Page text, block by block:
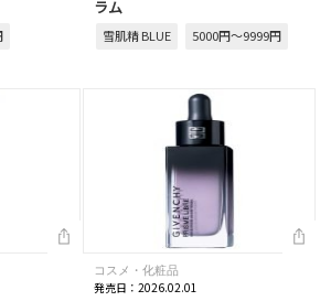
ラム
雪肌精 BLUE 5000円～9999円
コスメ・化粧品
発売日：2026.02.01